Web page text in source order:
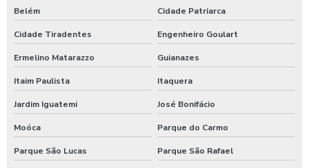
Fornecedor de refeições coletivas
Fornecedores de alimentação coletiva
Fornecedores de lanches para empresas
Fornecer comida para empresas
Fornecimento de alimentação para empresas
Belém Cidade Patriarca
Cidade Tiradentes Engenheiro Goulart
Ermelino Matarazzo Guianazes
Itaim Paulista Itaquera
Jardim Iguatemi José Bonifácio
Moóca Parque do Carmo
Parque São Lucas Parque São Rafael